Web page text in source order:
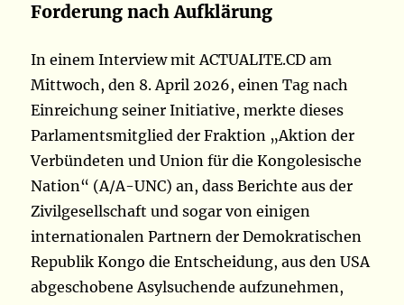
Forderung nach Aufklärung
In einem Interview mit ACTUALITE.CD am
Mittwoch, den 8. April 2026, einen Tag nach
Einreichung seiner Initiative, merkte dieses
Parlamentsmitglied der Fraktion „Aktion der
Verbündeten und Union für die Kongolesische
Nation“ (A/A-UNC) an, dass Berichte aus der
Zivilgesellschaft und sogar von einigen
internationalen Partnern der Demokratischen
Republik Kongo die Entscheidung, aus den USA
abgeschobene Asylsuchende aufzunehmen,